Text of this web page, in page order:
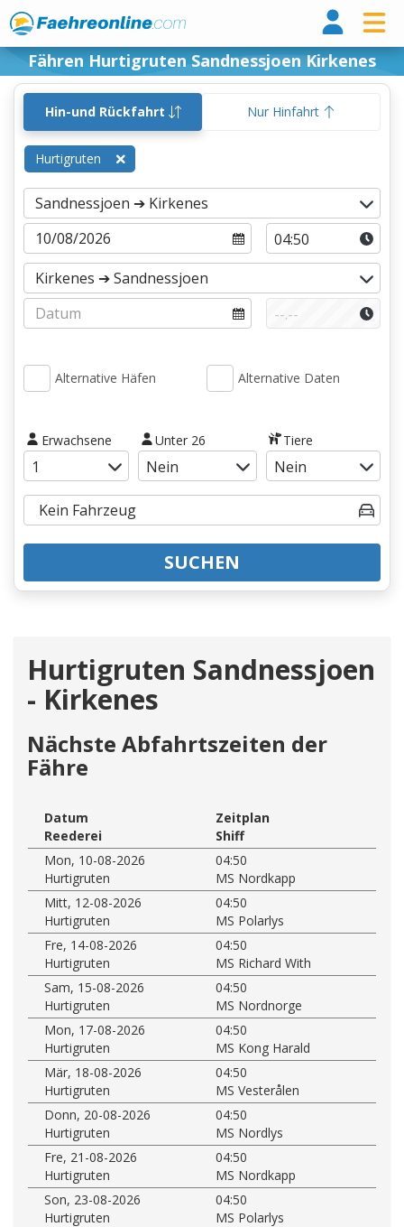
Fähren Hurtigruten Sandnessjoen Kirkenes
Hin-und Rückfahrt Nur Hinfahrt
Hurtigruten
Alternative Häfen Alternative Daten
Erwachsene Unter 26 Tiere
SUCHEN
Hurtigruten Sandnessjoen
- Kirkenes
Nächste Abfahrtszeiten der
Fähre
Datum
Zeitplan
Reederei
Shiff
Mon, 10-08-2026
04:50
Hurtigruten
MS Nordkapp
Mitt, 12-08-2026
04:50
Hurtigruten
MS Polarlys
Fre, 14-08-2026
04:50
Hurtigruten
MS Richard With
Sam, 15-08-2026
04:50
Hurtigruten
MS Nordnorge
Mon, 17-08-2026
04:50
Hurtigruten
MS Kong Harald
Mär, 18-08-2026
04:50
Hurtigruten
MS Vesterålen
Donn, 20-08-2026
04:50
Hurtigruten
MS Nordlys
Fre, 21-08-2026
04:50
Hurtigruten
MS Nordkapp
Son, 23-08-2026
04:50
Hurtigruten
MS Polarlys